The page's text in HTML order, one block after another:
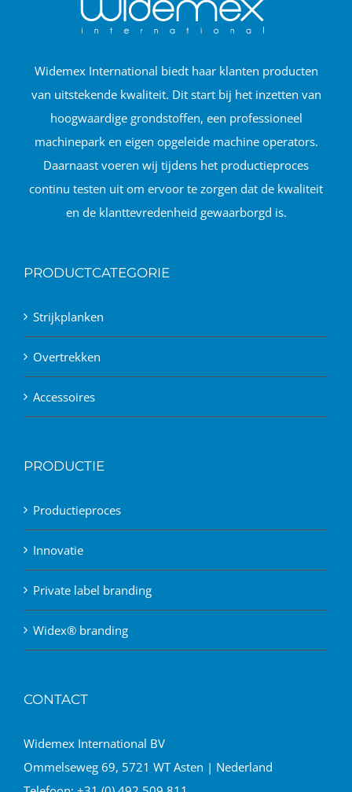
Widemex International biedt haar klanten producten
van uitstekende kwaliteit. Dit start bij het inzetten van
hoogwaardige grondstoffen, een professioneel
machinepark en eigen opgeleide machine operators.
Daarnaast voeren wij tijdens het productieproces
continu testen uit om ervoor te zorgen dat de kwaliteit
en de klanttevredenheid gewaarborgd is.
PRODUCTCATEGORIE
Strijkplanken
Overtrekken
Accessoires
PRODUCTIE
Productieproces
Innovatie
Private label branding
Widex® branding
CONTACT
Widemex International BV
Ommelseweg 69, 5721 WT Asten | Nederland